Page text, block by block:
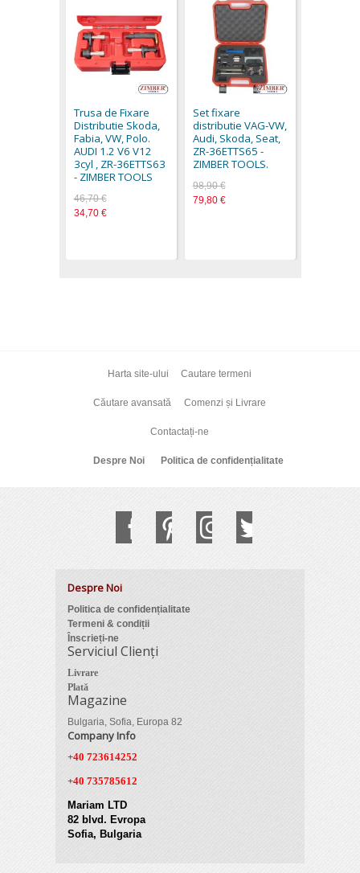
Trusa de Fixare
Distributie Skoda,
Fabia, VW, Polo.
AUDI 1.2 V6 V12
3cyl , ZR-36ETTS63
- ZIMBER TOOLS
46,70 €
34,70 €
Set fixare
distributie VAG-VW,
Audi, Skoda, Seat,
ZR-36ETTS65 -
ZIMBER TOOLS.
98,90 €
79,80 €
Harta site-ului Cautare termeni
Căutare avansată Comenzi și Livrare
Contactați-ne
Despre Noi Politica de confidențialitate
Despre Noi
Politica de confidențialitate
Termeni & condiții
Înscrieți-ne
Serviciul Clienți
Livrare
Plată
Magazine
Bulgaria, Sofia, Europa 82
Company Info
+40 723614252
+40 735785612
Mariam LTD
82 blvd. Evropa
Sofia, Bulgaria